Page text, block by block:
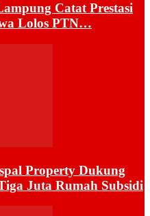
Catat Prestasi
Lolos PTN…
Property Dukung
Juta Rumah Subsidi